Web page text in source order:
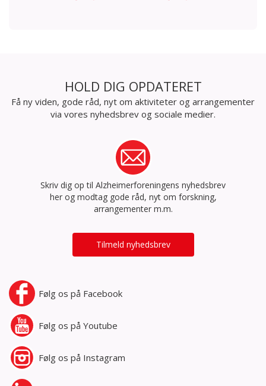
HOLD DIG OPDATERET
Få ny viden, gode råd, nyt om aktiviteter og arrangementer
via vores nyhedsbrev og sociale medier.
Skriv dig op til Alzheimerforeningens nyhedsbrev
her og modtag gode råd, nyt om forskning,
arrangementer m.m.
Tilmeld nyhedsbrev
Følg os på Facebook
Følg os på Youtube
Følg os på Instagram